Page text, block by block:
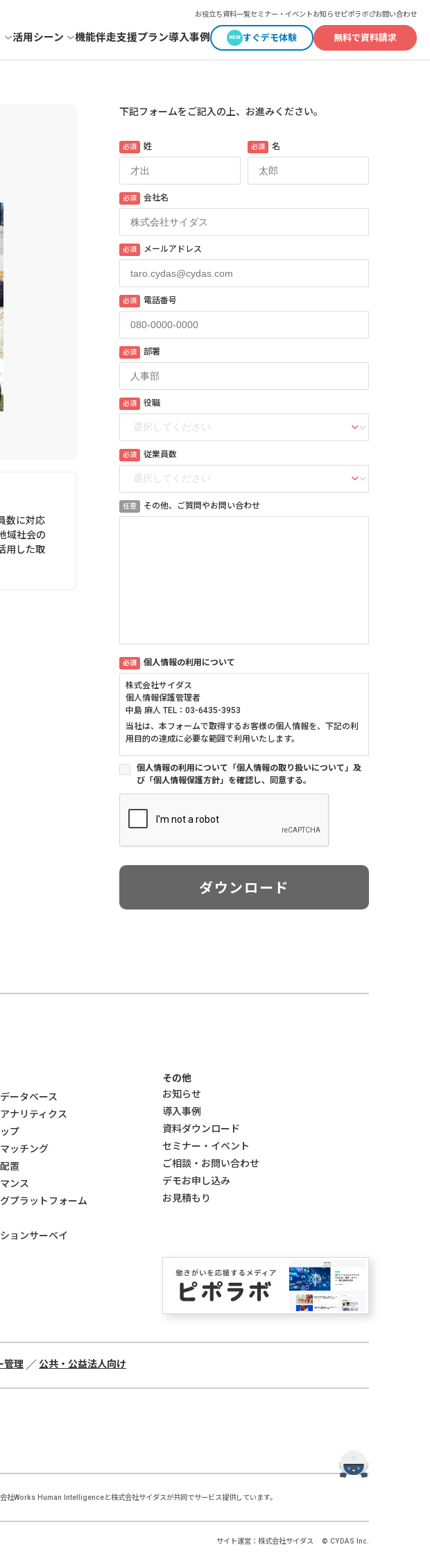
お役立ち資料一覧セミナー・イベントお知らせ ピポラボ お問い合わせ
活用シーン 機能伴走支援プラン導入事例 すぐデモ体験 無料で資料請求
数に対応
域社会の
用した取
下記フォームをご記入の上、お進みください。
必須 姓 必須 名
必須 会社名
必須 メールアドレス
必須 電話番号
必須 部署
必須 役職
必須 従業員数
任意 その他、ご質問やお問い合わせ
必須 個人情報の利用について
株式会社サイダス
個人情報保護管理者
中島 麻人 TEL：03-6435-3953
当社は、本フォームで取得するお客様の個人情報を、下記の利
用目的の達成に必要な範囲で利用いたします。
■個人情報の利用目的について
当社は、当サイトにおいてお客様からご提供いただく個人情報
を各種お問合せ・お申込・ご依頼への対応、当社の製品・サー
ビスやイベント・セミナー等のご案内、メールマガジンの送
付、アンケートのお願い及び当社ウェブサイトの改善の目的で
当社は、法令等に基づく場合を除き、ご本人の同意を得ること
なく他に提供することはありません。
人情報を共同利用する場合は、当該グループ会社と個人情報の
取り扱いに関する覚書を締結の上、以下の項目に則して利用し
共同して利用される個人情報の項目
– 氏名、所属に関する情報（会社名・部署名等）、役職名、
共同して利用する者の範囲
– 株式会社サイダスと株式会社Works Human Intelligence
共同して利用する者の利用目的
– 前掲「個人情報の利用目的」に定めた利用目的に同じ
共同して利用する個人情報の管理について責任を有する者の
■当ウェブサイトのセキュリティ対策およびCookieポ
リシーについて
」の「当ウェブサイトのセキュリ
個人情報の利用目的の通知、開示（第三者提供記録の開示を含
受付時間：平日午前10時00分～午後5時00分（土・日・祝日お
個人情報の利用について「個人情報の取り扱いについて」及
び「個人情報保護方針」を確認し、同意する。
ダウンロード
ータベース
ナリティクス
プ
ッチング
置
ンス
プラットフォーム
ョンサーベイ
その他
お知らせ
導入事例
資料ダウンロード
セミナー・イベント
ご相談・お問い合わせ
デモお申し込み
お見積もり
管理 公共・公益法人向け
社Works Human Intelligenceと株式会社サイダスが共同でサービス提供しています。
サイト運営：株式会社サイダス ©︎ CYDAS Inc.